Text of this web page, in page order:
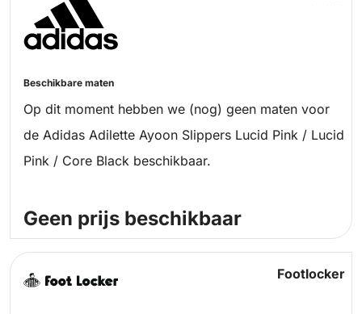
Beschikbare maten
Op dit moment hebben we (nog) geen maten voor
de Adidas Adilette Ayoon Slippers Lucid Pink / Lucid
Pink / Core Black beschikbaar.
Geen prijs beschikbaar
Footlocker